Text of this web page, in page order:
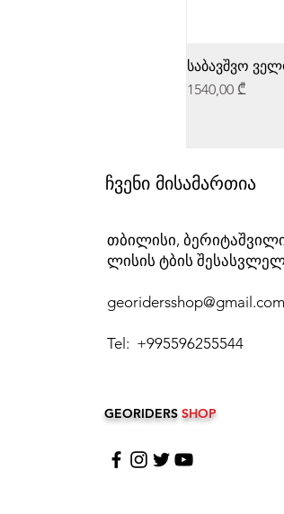
საბავშვო
Price
1540,00 ₾
ჩვენი მისამართია
თბილისი,
ლისის ტბის
georidersshop@gmail.com
Tel: +995596255544
GEORIDERS SHOP